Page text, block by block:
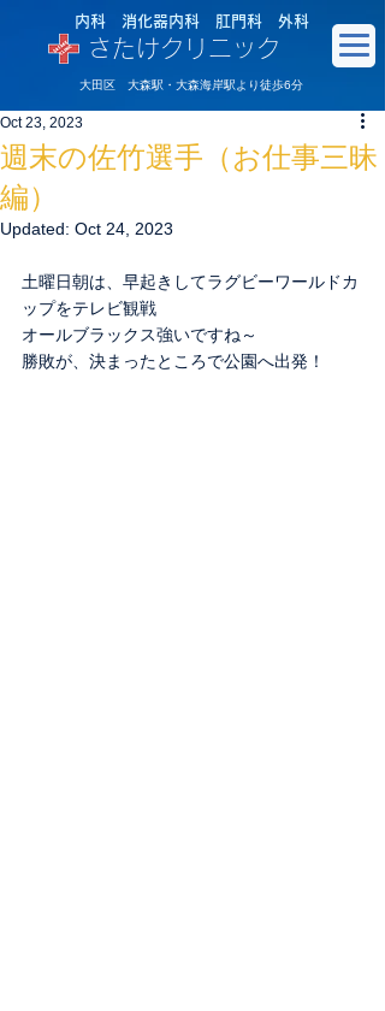
内科 消化器内科 肛門科 外科
さたけクリニック
大田区 大森駅・大森海岸駅より徒歩6分
週末の佐竹選手（お仕事三昧
編）
Oct 23, 2023
Updated: Oct 24, 2023
土曜日朝は、早起きしてラグビーワールドカ
ップをテレビ観戦
オールブラックス強いですね～
勝敗が、決まったところで公園へ出発！